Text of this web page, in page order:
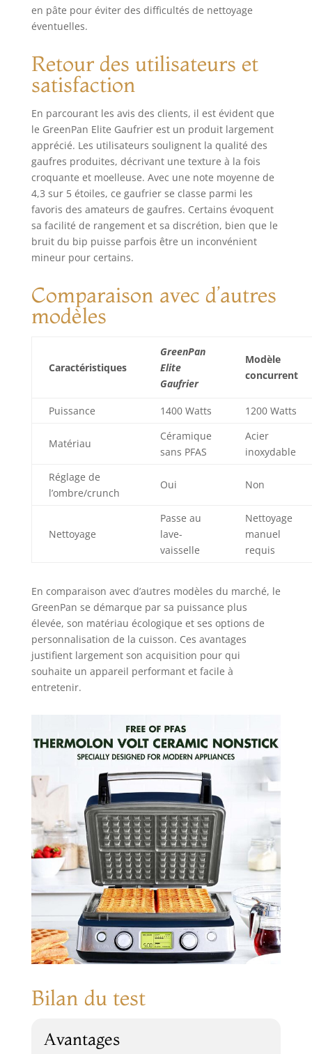
et des gaufres
contrôle total de vos
personnalisées.
DIAL ONE-TOUCH :
le contrôle intégré à
une touche permet
de choisir
facilement le
préréglage
souhaité.
STOCKAGE FACILE :
les plaques
fond de l'appareil
éviter que la pâte
ne fuit, le grand
canal encadre les
côtés.
en pâte pour éviter des difficultés de nettoyage
éventuelles.
Retour des utilisateurs et
satisfaction
En parcourant les avis des clients, il est évident que
le GreenPan Elite Gaufrier est un produit largement
apprécié. Les utilisateurs soulignent la qualité des
gaufres produites, décrivant une texture à la fois
croquante et moelleuse. Avec une note moyenne de
4,3 sur 5 étoiles, ce gaufrier se classe parmi les
favoris des amateurs de gaufres. Certains évoquent
sa facilité de rangement et sa discrétion, bien que le
bruit du bip puisse parfois être un inconvénient
mineur pour certains.
Comparaison avec d’autres
modèles
Caractéristiques
GreenPan
Elite
Gaufrier
Modèle
concurrent
Puissance 1400 Watts 1200 Watts
Matériau
Céramique
sans PFAS
Acier
inoxydable
Réglage de
l’ombre/crunch
Oui Non
Nettoyage
Passe au
lave-
vaisselle
Nettoyage
manuel
requis
En comparaison avec d’autres modèles du marché, le
GreenPan se démarque par sa puissance plus
élevée, son matériau écologique et ses options de
personnalisation de la cuisson. Ces avantages
justifient largement son acquisition pour qui
souhaite un appareil performant et facile à
entretenir.
Bilan du test
Avantages